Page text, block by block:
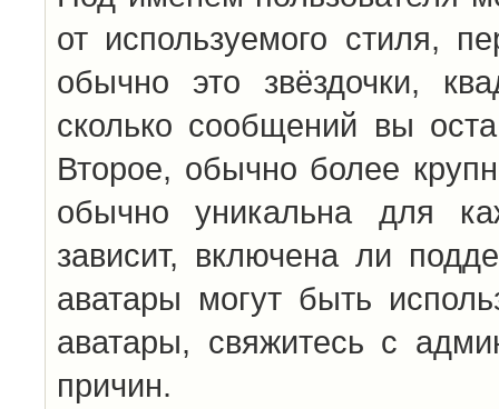
от используемого стиля,
обычно это звёздочки,
сколько сообщений вы
Второе, обычно более
обычно уникальна для
зависит, включена ли
аватары могут быть
аватары, свяжитесь с
причин.